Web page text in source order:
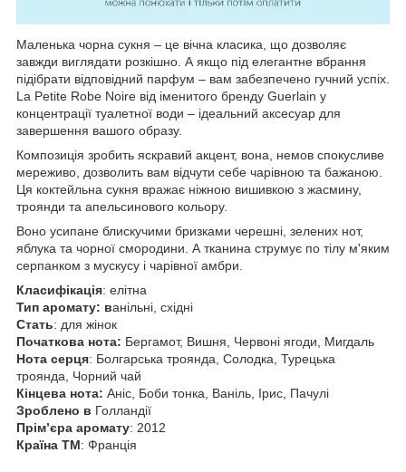
Маленька чорна сукня – це вічна класика, що дозволяє
завжди виглядати розкішно. А якщо під елегантне вбрання
підібрати відповідний парфум – вам забезпечено гучний успіх.
La Petite Robe Noire від іменитого бренду Guerlain у
концентрації туалетної води – ідеальний аксесуар для
завершення вашого образу.
Композиція зробить яскравий акцент, вона, немов спокусливе
мереживо, дозволить вам відчути себе чарівною та бажаною.
Ця коктейльна сукня вражає ніжною вишивкою з жасмину,
троянди та апельсинового кольору.
Воно усипане блискучими бризками черешні, зелених нот,
яблука та чорної смородини. А тканина струмує по тілу м'яким
серпанком з мускусу і чарівної амбри.
Класифікація: елітна
Тип аромату: ванільні, східні
Стать: для жінок
Початкова нота: Бергамот, Вишня, Червоні ягоди, Мигдаль
Нота серця: Болгарська троянда, Солодка, Турецька
троянда, Чорний чай
Кінцева нота: Аніс, Боби тонка, Ваніль, Ірис, Пачулі
Зроблено в Голландії
Прім’єра аромату: 2012
Країна ТМ: Франція